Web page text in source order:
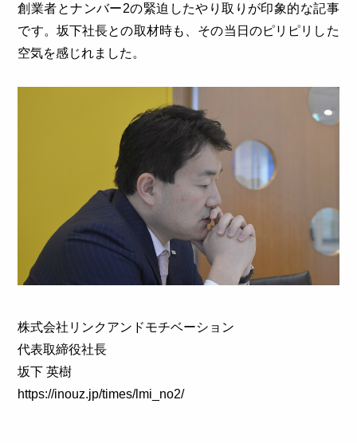
創業者とナンバー2の緊迫したやり取りが印象的な記事
です。坂下社長との取材時も、その当日のピリピリした
空気を感じれました。
株式会社リンクアンドモチベーション
代表取締役社長
坂下 英樹
https://inouz.jp/times/lmi_no2/